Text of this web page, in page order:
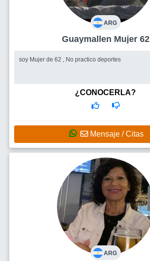
ARG
Guaymallen Mujer 62
soy Mujer de 62 , No practico deportes
¿CONOCERLA?
Mensaje / Citas
ARG